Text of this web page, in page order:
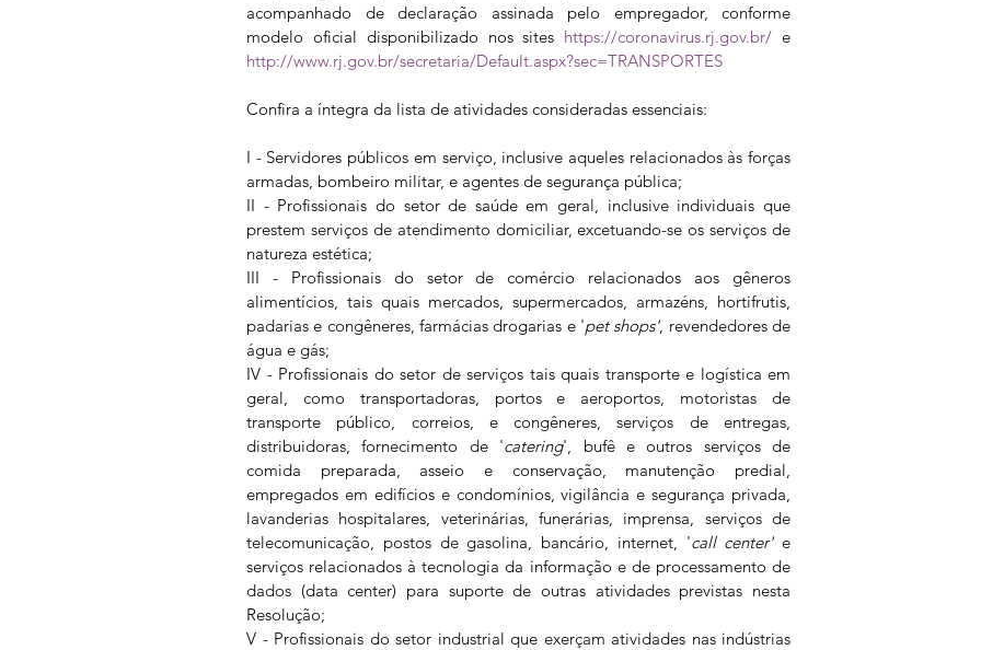
acompanhado de declaração assinada pelo empregador, conforme
modelo oficial disponibilizado nos sites https://coronavirus.rj.gov.br/
http://www.rj.gov.br/secretaria/Default.aspx?sec=TRANSPORTES
Confira a íntegra da lista de atividades consideradas essenciais:
I - Servidores públicos em serviço, inclusive aqueles relacionados às forças
armadas, bombeiro militar, e agentes de segurança pública;
II - Profissionais do setor de saúde em geral, inclusive individuais que
prestem serviços de atendimento domiciliar, excetuando-se os serviços de
natureza estética;
III - Profissionais do setor de comércio relacionados aos gêneros
alimentícios, tais quais mercados, supermercados, armazéns, hortifrutis,
padarias e congêneres, farmácias drogarias e 'pet shops', revendedores de
água e gás;
IV - Profissionais do setor de serviços tais quais transporte e logística em
geral, como transportadoras, portos e aeroportos, motoristas de
transporte público, correios, e congêneres, serviços de entregas,
distribuidoras, fornecimento de 'catering', bufê e outros serviços de
comida preparada, asseio e conservação, manutenção predial,
empregados em edifícios e condomínios, vigilância e segurança privada,
lavanderias hospitalares, veterinárias, funerárias, imprensa, serviços de
telecomunicação, postos de gasolina, bancário, internet, 'call center' e
serviços relacionados à tecnologia da informação e de processamento de
dados (data center) para suporte de outras atividades previstas nesta
Resolução;
V - Profissionais do setor industrial que exerçam atividades nas indústrias